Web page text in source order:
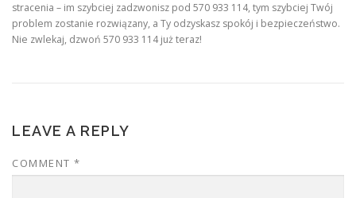
stracenia – im szybciej zadzwonisz pod 570 933 114, tym szybciej Twój
problem zostanie rozwiązany, a Ty odzyskasz spokój i bezpieczeństwo.
Nie zwlekaj, dzwoń 570 933 114 już teraz!
LEAVE A REPLY
COMMENT *